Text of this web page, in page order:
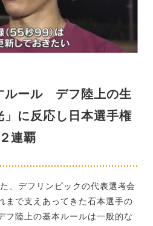
ルール デフ陸上の生
」に反応し日本選手権
２連覇
、デフリンピックの代表選考会
まで支えあってきた石本選手の
フ陸上の基本ルールは一般的な